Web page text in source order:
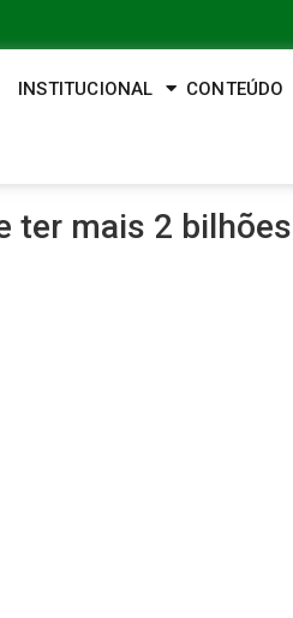
INSTITUCIONAL CONTEÚDO
ter mais 2